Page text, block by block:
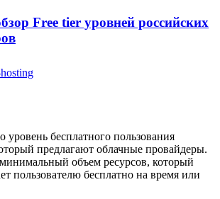
Free tier уровней российских
уровень бесплатного пользования
предлагают облачные провайдеры.
объем ресурсов, который
пользователю бесплатно на время или